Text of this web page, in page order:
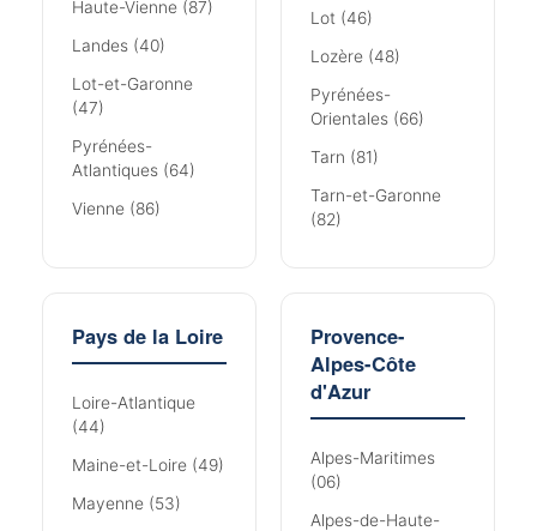
Haute-Vienne (87)
Landes (40)
Lot-et-Garonne
(47)
Pyrénées-
Atlantiques (64)
Vienne (86)
Lot (46)
Lozère (48)
Pyrénées-
Orientales (66)
Tarn (81)
Tarn-et-Garonne
(82)
Pays de la Loire
Loire-Atlantique
(44)
Maine-et-Loire (49)
Mayenne (53)
Provence-
Alpes-Côte
d'Azur
Alpes-Maritimes
(06)
Alpes-de-Haute-